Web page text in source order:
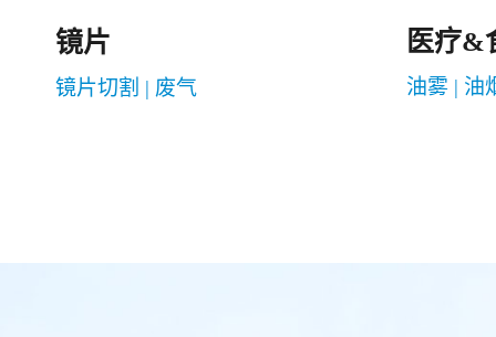
镜片
镜片切割 | 废气
医疗&
油雾 | 油